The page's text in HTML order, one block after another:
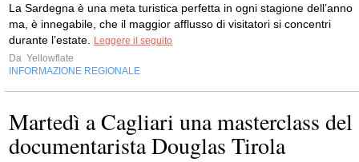
La Sardegna è una meta turistica perfetta in ogni stagione dell’anno
ma, è innegabile, che il maggior afflusso di visitatori si concentri
durante l’estate.
Leggere il seguito
Da Yellowflate
INFORMAZIONE REGIONALE
Martedì a Cagliari una masterclass del
documentarista Douglas Tirola